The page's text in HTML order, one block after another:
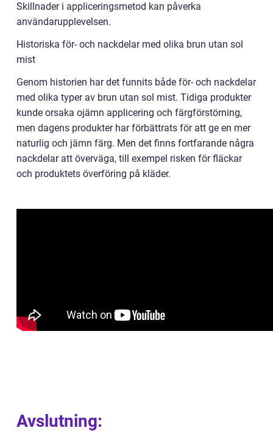
Skillnader i appliceringsmetod kan påverka
användarupplevelsen.
Historiska för- och nackdelar med olika brun utan sol
mist
Genom historien har det funnits både för- och nackdelar
med olika typer av brun utan sol mist. Tidiga produkter
kunde orsaka ojämn applicering och färgförstörning,
men dagens produkter har förbättrats för att ge en mer
naturlig och jämn färg. Men det finns fortfarande några
nackdelar att överväga, till exempel risken för fläckar
och produktets överföring på kläder.
Avslutning: